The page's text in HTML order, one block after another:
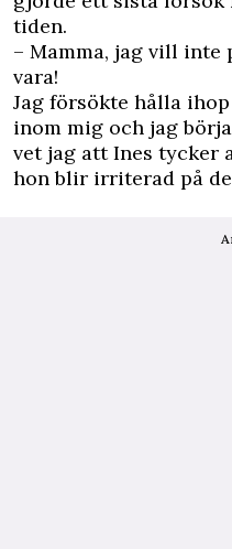
tiden.
– Mamma, jag vill inte
vara!
Jag försökte hålla
inom mig och jag
vet jag att Ines tycker
hon blir irriterad på